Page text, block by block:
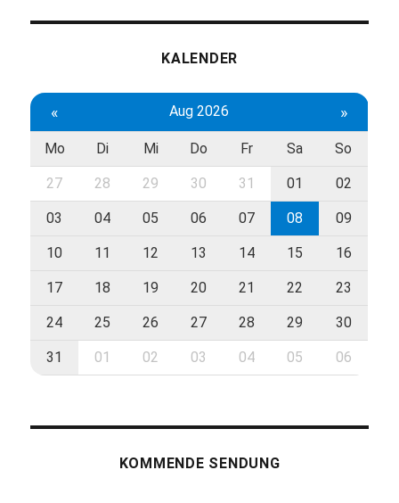
KALENDER
« Aug 2026 »
Mo Di Mi Do Fr Sa So
27 28 29 30 31 01 02
03 04 05 06 07 08 09
10 11 12 13 14 15 16
17 18 19 20 21 22 23
24 25 26 27 28 29 30
31 01 02 03 04 05 06
KOMMENDE SENDUNG